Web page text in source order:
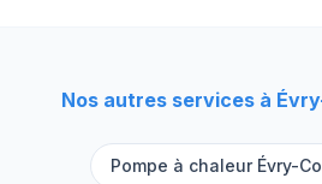
Nos autres services à
Pompe à chaleur Évry-